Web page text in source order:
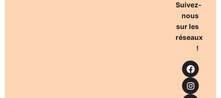
Suivez-
nous
sur les
réseaux
!